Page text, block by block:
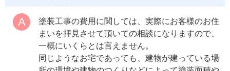
塗装工事の費用に関しては、実際にお客様のお住
まいを拝見させて頂いての相談になりますので、
一概にいくらとは言えません。
同じようなお宅であっても、建物が建っている場